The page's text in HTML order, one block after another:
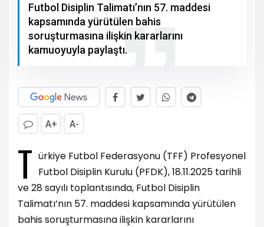
Futbol Disiplin Talimatı’nın 57. maddesi
kapsamında yürütülen bahis
soruşturmasına ilişkin kararlarını
kamuoyuyla paylaştı.
A+ A-
T ürkiye Futbol Federasyonu (TFF) Profesyonel
Futbol Disiplin Kurulu (PFDK), 18.11.2025 tarihli
ve 28 sayılı toplantısında, Futbol Disiplin
Talimatı’nın 57. maddesi kapsamında yürütülen
bahis soruşturmasına ilişkin kararlarını